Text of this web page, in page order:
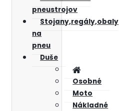
pneustrojov
Stojany,regály,obaly
na
pneu
Duše
Osobné
Moto
Nákladné